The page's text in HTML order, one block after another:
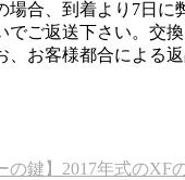
場合、到着より7日に
でご返送下さい。交
お客様都合による
の鍵】2017年式のXF